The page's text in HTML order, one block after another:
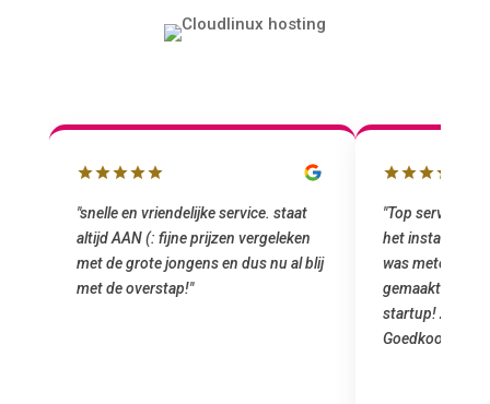
"snelle en vriendelijke service. staat
altijd AAN (: fijne prijzen vergeleken
met de grote jongens en dus nu al blij
met de overstap!"
"Top service. Ik
het installeren
was meteen
gemaakt. Top
startup! Zeker
Goedkoop en